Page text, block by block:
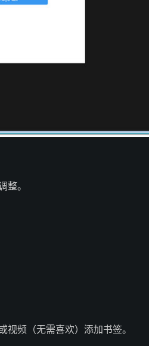
整。
频（无需喜欢）添加书签。